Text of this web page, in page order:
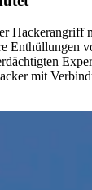
Hackerangriff
Enthüllungen
mit